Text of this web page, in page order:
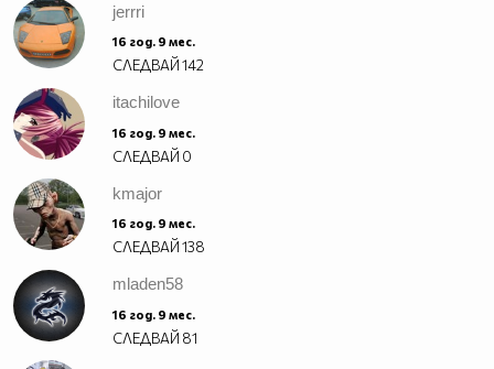
jerrri
16 год. 9 мес.
СЛЕДВАЙ142
itachilove
16 год. 9 мес.
СЛЕДВАЙ 0
kmajor
16 год. 9 мес.
СЛЕДВАЙ138
mladen58
16 год. 9 мес.
СЛЕДВАЙ 81